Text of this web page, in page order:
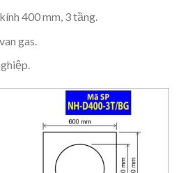
400 mm, 3 tầng.
gas.